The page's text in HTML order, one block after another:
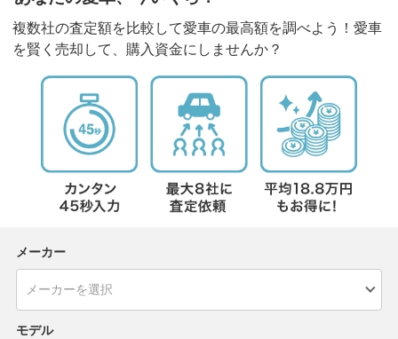
複数社の査定額を比較して愛車の最高額を調べよう！愛車
を賢く売却して、購入資金にしませんか？
メーカー
モデル